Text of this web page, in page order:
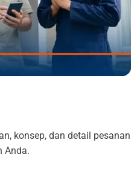
konsep, dan detail pesanan
Anda.